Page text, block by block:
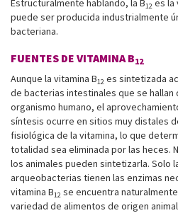
Estructuralmente hablando, la B12 es la
puede ser producida industrialmente
bacteriana.
FUENTES DE VITAMINA B12
Aunque la vitamina B12 es sintetizada
de bacterias intestinales que se hallan
organismo humano, el
síntesis ocurre en sitios muy distales
fisiológica de la vitamina, lo que
totalidad sea eliminada por las heces.
los animales pueden sintetizarla. Solo
arqueobacterias tienen las enzimas
vitamina B12 se encuentra
variedad de alimentos de origen